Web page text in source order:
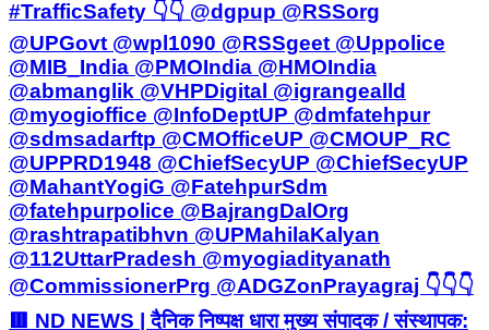
#TrafficSafety 👇👇 @dgpup @RSSorg
@UPGovt @wpl1090 @RSSgeet @Uppolice
@MIB_India @PMOIndia @HMOIndia
@abmanglik @VHPDigital @igrangealld
@myogioffice @InfoDeptUP @dmfatehpur
@sdmsadarftp @CMOfficeUP @CMOUP_RC
@UPPRD1948 @ChiefSecyUP @ChiefSecyUP
@MahantYogiG @FatehpurSdm
@fatehpurpolice @BajrangDalOrg
@rashtrapatibhvn @UPMahilaKalyan
@112UttarPradesh @myogiadityanath
@CommissionerPrg @ADGZonPrayagraj 👇👇👇
🟥 ND NEWS | दैनिक निष्पक्ष धारा मुख्य संपादक / संस्थापक: